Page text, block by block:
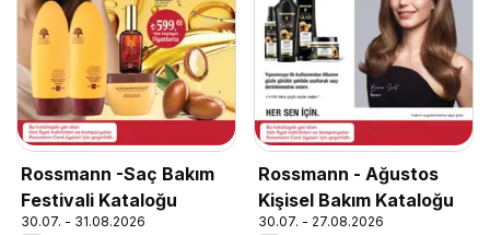
Rossmann -Saç Bakım
Festivali Kataloğu
30.07. - 31.08.2026
Rossmann - Ağustos
Kişisel Bakım Kataloğu
30.07. - 27.08.2026